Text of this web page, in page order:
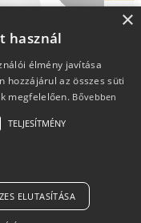
×
használ
élmény javítása
hozzájárul az összes süti
megfelelően. Bővebben
TELJESÍTMÉNY
ELUTASÍTÁSA